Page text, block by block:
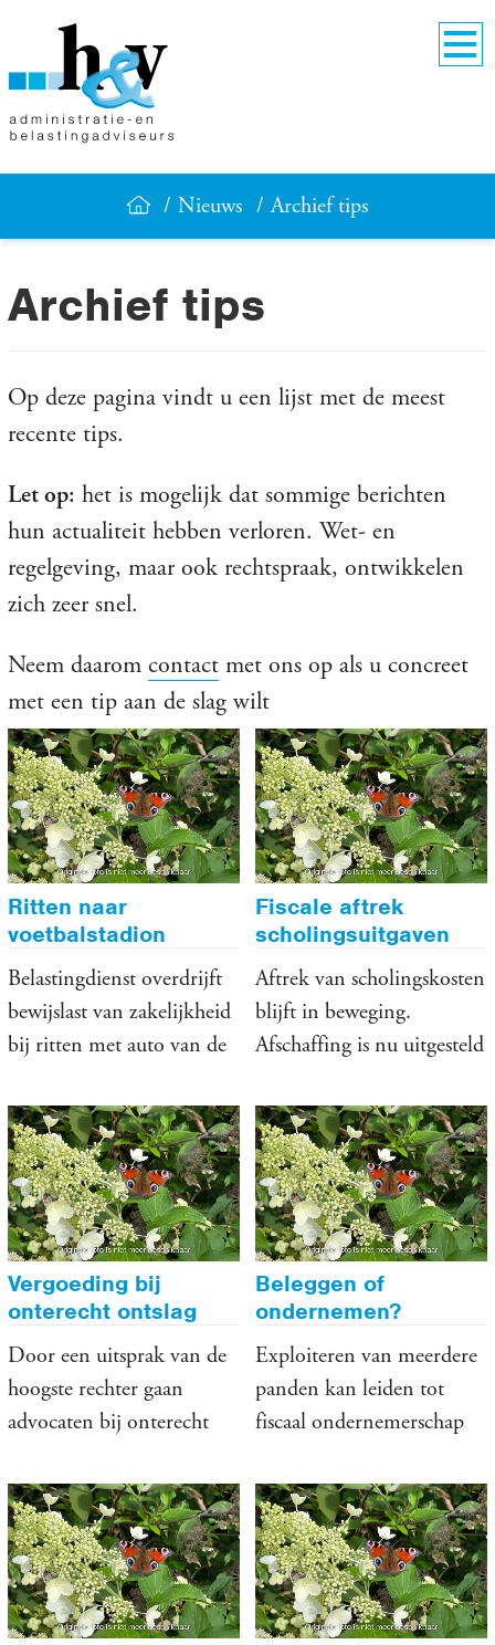
Nieuws Archief tips
Archief tips
Op deze pagina vindt u een lijst met de meest
recente tips.
Let op: het is mogelijk dat sommige berichten
hun actualiteit hebben verloren. Wet- en
regelgeving, maar ook rechtspraak, ontwikkelen
zich zeer snel.
Neem daarom contactmet ons op als u concreet
met een tip aan de slag wilt
Ritten naar
voetbalstadion
zakelijk
Belastingdienst overdrijft
bewijslast van zakelijkheid
bij ritten met auto van de
Fiscale aftrek
scholingsuitgaven
pas afgeschaft per
2019
Aftrek van scholingskosten
blijft in beweging.
Afschaffing is nu uitgesteld
Vergoeding bij
onterecht ontslag
Door een uitsprak van de
hoogste rechter gaan
advocaten bij onterecht
vergoedingen eisen.
Beleggen of
ondernemen?
Exploiteren van meerdere
panden kan leiden tot
fiscaal ondernemerschap
verkoopwinsten.